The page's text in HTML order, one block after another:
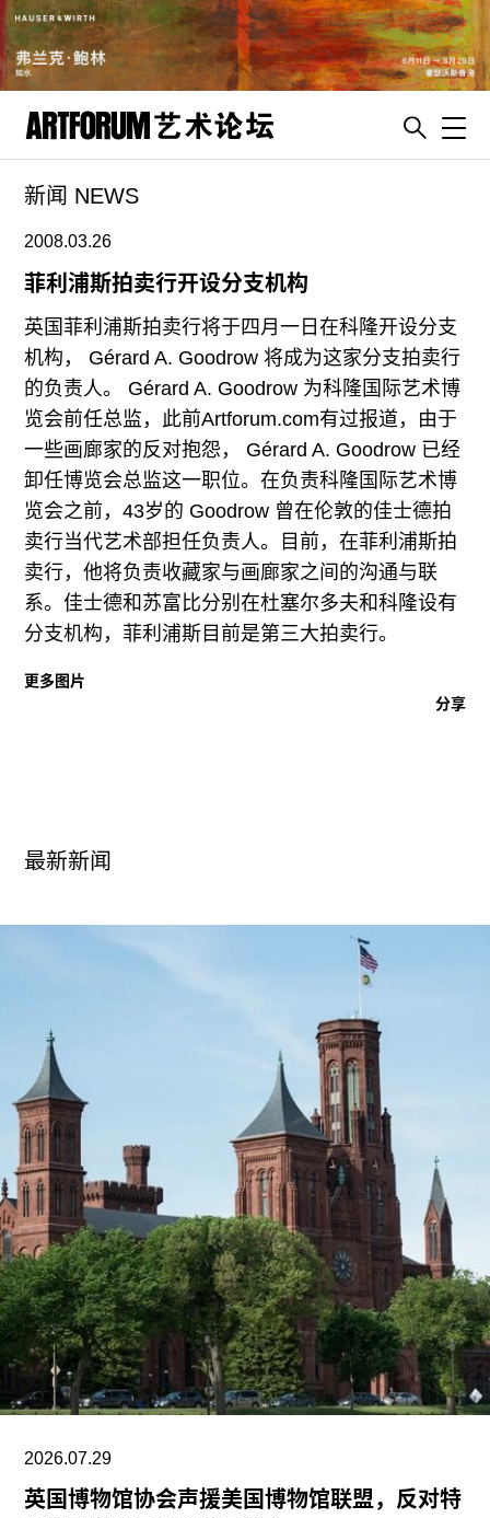
artguide
新闻
展评
杂志
专栏
视频
ENGLISH
ART & EDUCATION
广告
订阅
往期内容
新闻 NEWS
2008.03.26
菲利浦斯拍卖行开设分支机构
英国菲利浦斯拍卖行将于四月一日在科隆开设分支
机构， Gérard A. Goodrow 将成为这家分支拍卖行
的负责人。 Gérard A. Goodrow 为科隆国际艺术博
览会前任总监，此前Artforum.com有过报道，由于
一些画廊家的反对抱怨， Gérard A. Goodrow 已经
卸任博览会总监这一职位。在负责科隆国际艺术博
览会之前，43岁的 Goodrow 曾在伦敦的佳士德拍
卖行当代艺术部担任负责人。目前，在菲利浦斯拍
卖行，他将负责收藏家与画廊家之间的沟通与联
系。佳士德和苏富比分别在杜塞尔多夫和科隆设有
分支机构，菲利浦斯目前是第三大拍卖行。
更多图片
分享
最新新闻
2026.07.29
英国博物馆协会声援美国博物馆联盟，反对特